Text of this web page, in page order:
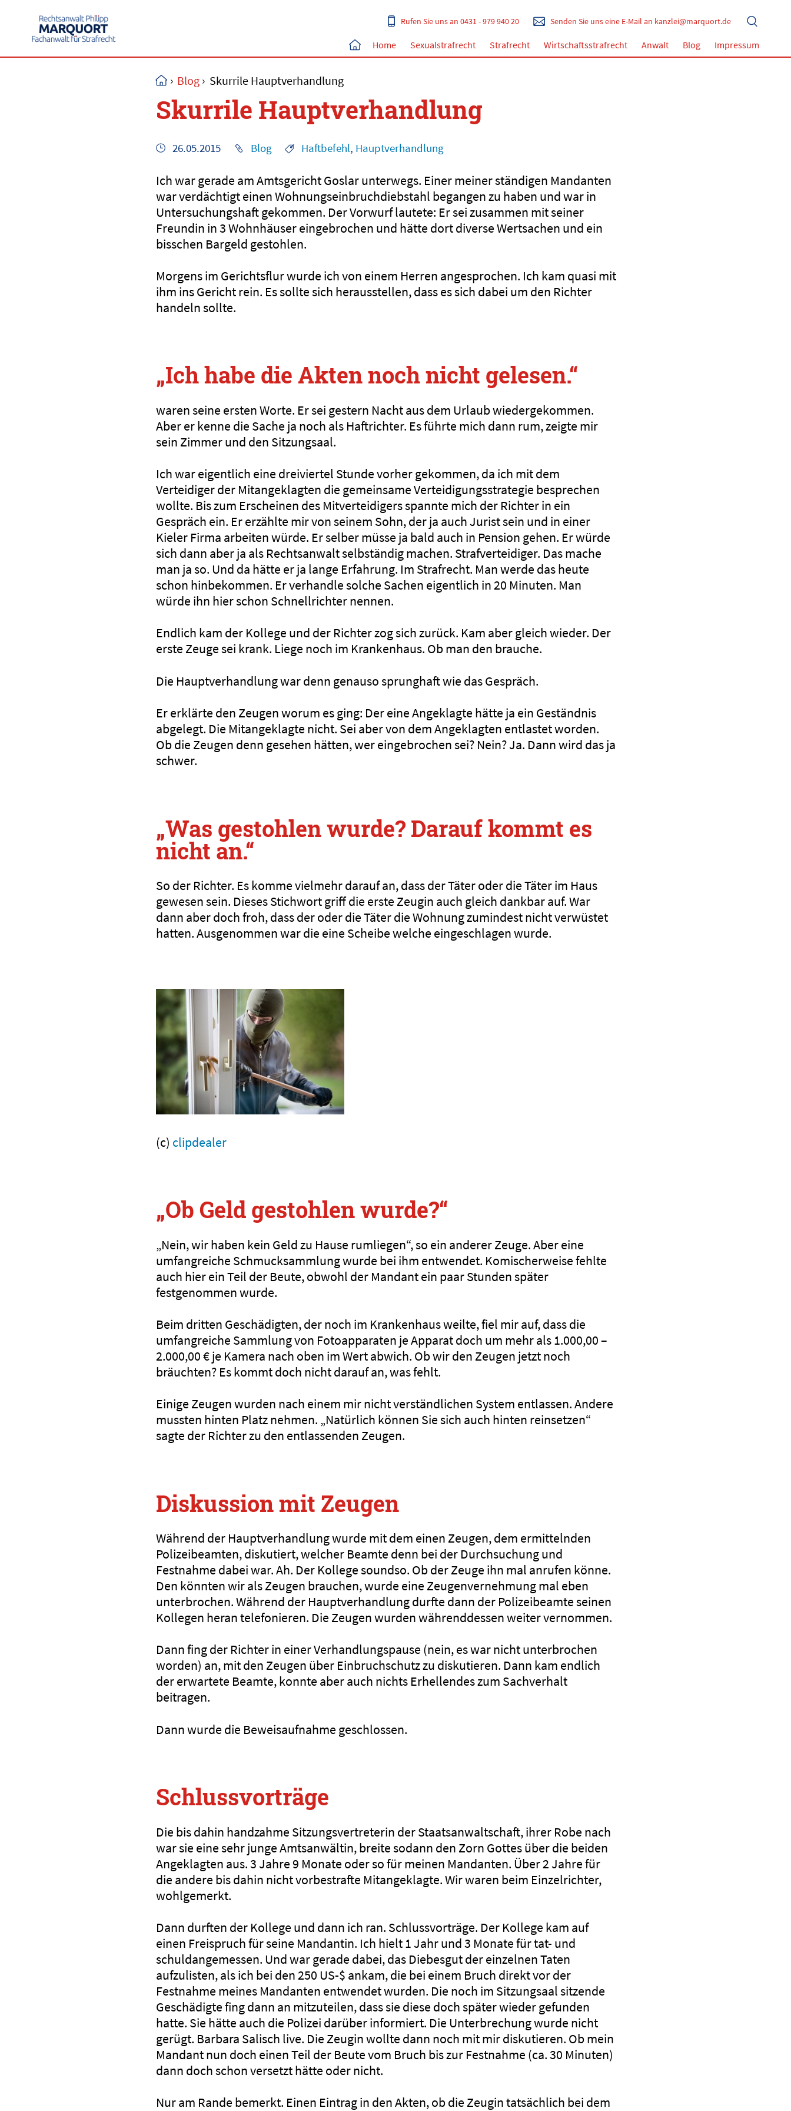
Senden Sie uns eine E-Mail an kanzlei@marquort.de
Rufen Sie uns an 0431 - 979 940 20
Home Sexualstrafrecht Strafrecht Wirtschaftsstrafrecht Anwalt Blog Impressum
› Blog› Skurrile Hauptverhandlung
Skurrile Hauptverhandlung
26.05.2015 Blog Haftbefehl, Hauptverhandlung
Ich war gerade am Amtsgericht Goslar unterwegs. Einer meiner ständigen Mandanten
war verdächtigt einen Wohnungseinbruchdiebstahl begangen zu haben und war in
Untersuchungshaft gekommen. Der Vorwurf lautete: Er sei zusammen mit seiner
Freundin in 3 Wohnhäuser eingebrochen und hätte dort diverse Wertsachen und ein
bisschen Bargeld gestohlen.
Morgens im Gerichtsflur wurde ich von einem Herren angesprochen. Ich kam quasi mit
ihm ins Gericht rein. Es sollte sich herausstellen, dass es sich dabei um den Richter
handeln sollte.
„Ich habe die Akten noch nicht gelesen.“
waren seine ersten Worte. Er sei gestern Nacht aus dem Urlaub wiedergekommen.
Aber er kenne die Sache ja noch als Haftrichter. Es führte mich dann rum, zeigte mir
sein Zimmer und den Sitzungsaal.
Ich war eigentlich eine dreiviertel Stunde vorher gekommen, da ich mit dem
Verteidiger der Mitangeklagten die gemeinsame Verteidigungsstrategie besprechen
wollte. Bis zum Erscheinen des Mitverteidigers spannte mich der Richter in ein
Gespräch ein. Er erzählte mir von seinem Sohn, der ja auch Jurist sein und in einer
Kieler Firma arbeiten würde. Er selber müsse ja bald auch in Pension gehen. Er würde
sich dann aber ja als Rechtsanwalt selbständig machen. Strafverteidiger. Das mache
man ja so. Und da hätte er ja lange Erfahrung. Im Strafrecht. Man werde das heute
schon hinbekommen. Er verhandle solche Sachen eigentlich in 20 Minuten. Man
würde ihn hier schon Schnellrichter nennen.
Endlich kam der Kollege und der Richter zog sich zurück. Kam aber gleich wieder. Der
erste Zeuge sei krank. Liege noch im Krankenhaus. Ob man den brauche.
Die Hauptverhandlung war denn genauso sprunghaft wie das Gespräch.
Er erklärte den Zeugen worum es ging: Der eine Angeklagte hätte ja ein Geständnis
abgelegt. Die Mitangeklagte nicht. Sei aber von dem Angeklagten entlastet worden.
Ob die Zeugen denn gesehen hätten, wer eingebrochen sei? Nein? Ja. Dann wird das ja
schwer.
„Was gestohlen wurde? Darauf kommt es
nicht an.“
So der Richter. Es komme vielmehr darauf an, dass der Täter oder die Täter im Haus
gewesen sein. Dieses Stichwort griff die erste Zeugin auch gleich dankbar auf. War
dann aber doch froh, dass der oder die Täter die Wohnung zumindest nicht verwüstet
hatten. Ausgenommen war die eine Scheibe welche eingeschlagen wurde.
(c) clipdealer
„Ob Geld gestohlen wurde?“
„Nein, wir haben kein Geld zu Hause rumliegen“, so ein anderer Zeuge. Aber eine
umfangreiche Schmucksammlung wurde bei ihm entwendet. Komischerweise fehlte
auch hier ein Teil der Beute, obwohl der Mandant ein paar Stunden später
festgenommen wurde.
Beim dritten Geschädigten, der noch im Krankenhaus weilte, fiel mir auf, dass die
umfangreiche Sammlung von Fotoapparaten je Apparat doch um mehr als 1.000,00 –
2.000,00 € je Kamera nach oben im Wert abwich. Ob wir den Zeugen jetzt noch
bräuchten? Es kommt doch nicht darauf an, was fehlt.
Einige Zeugen wurden nach einem mir nicht verständlichen System entlassen. Andere
mussten hinten Platz nehmen. „Natürlich können Sie sich auch hinten reinsetzen“
sagte der Richter zu den entlassenden Zeugen.
Diskussion mit Zeugen
Während der Hauptverhandlung wurde mit dem einen Zeugen, dem ermittelnden
Polizeibeamten, diskutiert, welcher Beamte denn bei der Durchsuchung und
Festnahme dabei war. Ah. Der Kollege soundso. Ob der Zeuge ihn mal anrufen könne.
Den könnten wir als Zeugen brauchen, wurde eine Zeugenvernehmung mal eben
unterbrochen. Während der Hauptverhandlung durfte dann der Polizeibeamte seinen
Kollegen heran telefonieren. Die Zeugen wurden währenddessen weiter vernommen.
Dann fing der Richter in einer Verhandlungspause (nein, es war nicht unterbrochen
worden) an, mit den Zeugen über Einbruchschutz zu diskutieren. Dann kam endlich
der erwartete Beamte, konnte aber auch nichts Erhellendes zum Sachverhalt
beitragen.
Dann wurde die Beweisaufnahme geschlossen.
Schlussvorträge
Die bis dahin handzahme Sitzungsvertreterin der Staatsanwaltschaft, ihrer Robe nach
war sie eine sehr junge Amtsanwältin, breite sodann den Zorn Gottes über die beiden
Angeklagten aus. 3 Jahre 9 Monate oder so für meinen Mandanten. Über 2 Jahre für
die andere bis dahin nicht vorbestrafte Mitangeklagte. Wir waren beim Einzelrichter,
wohlgemerkt.
Dann durften der Kollege und dann ich ran. Schlussvorträge. Der Kollege kam auf
einen Freispruch für seine Mandantin. Ich hielt 1 Jahr und 3 Monate für tat- und
schuldangemessen. Und war gerade dabei, das Diebesgut der einzelnen Taten
aufzulisten, als ich bei den 250 US-$ ankam, die bei einem Bruch direkt vor der
Festnahme meines Mandanten entwendet wurden. Die noch im Sitzungsaal sitzende
Geschädigte fing dann an mitzuteilen, dass sie diese doch später wieder gefunden
hatte. Sie hätte auch die Polizei darüber informiert. Die Unterbrechung wurde nicht
gerügt. Barbara Salisch live. Die Zeugin wollte dann noch mit mir diskutieren. Ob mein
Mandant nun doch einen Teil der Beute vom Bruch bis zur Festnahme (ca. 30 Minuten)
dann doch schon versetzt hätte oder nicht.
Nur am Rande bemerkt. Einen Eintrag in den Akten, ob die Zeugin tatsächlich bei dem